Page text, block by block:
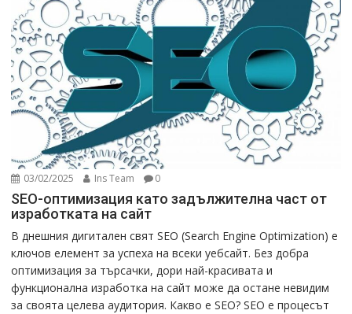
03/02/2025 Ins Team 0
SEO-оптимизация като задължителна част от
изработката на сайт
В днешния дигитален свят SEO (Search Engine Optimization) е
ключов елемент за успеха на всеки уебсайт. Без добра
оптимизация за търсачки, дори най-красивата и
функционална изработка на сайт може да остане невидим
за своята целева аудитория. Какво е SEO? SEO е процесът